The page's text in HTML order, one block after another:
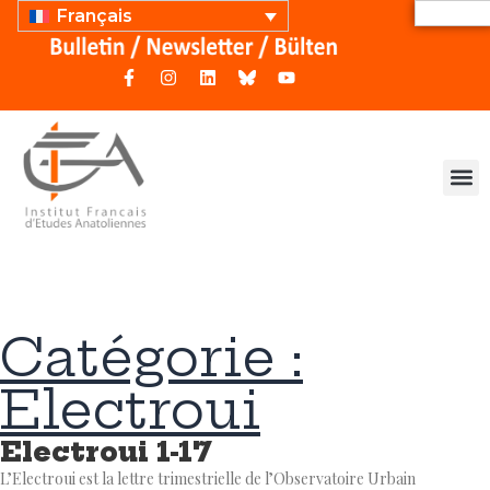
Français
Catégorie :
Electroui
Electroui 1-17
L’Electroui est la lettre trimestrielle de l’Observatoire Urbain